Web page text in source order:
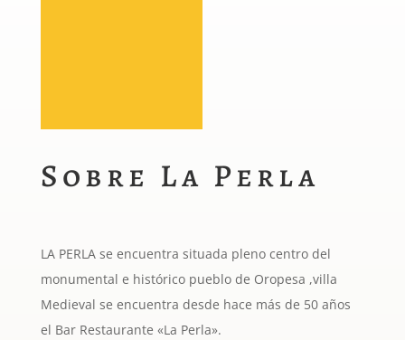
Sobre La Perla
LA PERLA se encuentra situada pleno centro del
monumental e histórico pueblo de Oropesa ,villa
Medieval se encuentra desde hace más de 50 años
el Bar Restaurante «La Perla».